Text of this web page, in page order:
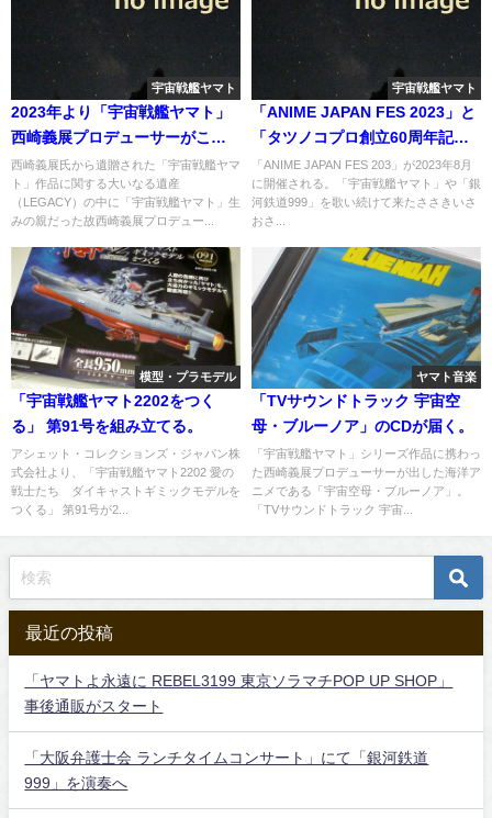
宇宙戦艦ヤマト
2023年より「宇宙戦艦ヤマト」
西崎義展プロデューサーがこだ
わった音に視点を当てた
「NISHIZAKI Sound LEGACY」
始動！
西崎義展氏から遺贈された「宇宙戦艦ヤマ
ト」作品に関する大いなる遺産
（LEGACY）の中に「宇宙戦艦ヤマト」生
みの親だった故西崎義展プロデュー...
宇宙戦艦ヤマト
「ANIME JAPAN FES 2023」と
「タツノコプロ創立60周年記念
特別公演」にてささきいさお
（宇宙戦艦ヤマト）さんが出演
へ
「ANIME JAPAN FES 203」が2023年8月
に開催される。「宇宙戦艦ヤマト」や「銀
河鉄道999」を歌い続けて来たささきいさ
おさ...
模型・プラモデル
「宇宙戦艦ヤマト2202をつく
る」 第91号を組み立てる。
アシェット・コレクションズ・ジャパン株
式会社より、「宇宙戦艦ヤマト2202 愛の
戦士たち ダイキャストギミックモデルを
つくる」 第91号が2...
ヤマト音楽
「TVサウンドトラック 宇宙空
母・ブルーノア」のCDが届く。
「宇宙戦艦ヤマト」シリーズ作品に携わっ
た西崎義展プロデューサーが出した海洋ア
ニメである「宇宙空母・ブルーノア」。
「TVサウンドトラック 宇宙...
最近の投稿
「ヤマトよ永遠に REBEL3199 東京ソラマチPOP UP SHOP」
事後通販がスタート
「大阪弁護士会 ランチタイムコンサート」にて「銀河鉄道
999」を演奏へ